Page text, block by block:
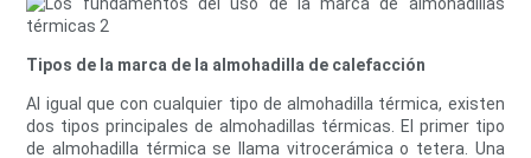
Tipos de la marca de la almohadilla de calefacción
Al igual que con cualquier tipo de almohadilla térmica, existen
dos tipos principales de almohadillas térmicas. El primer tipo
de almohadilla térmica se llama vitrocerámica o tetera. Una